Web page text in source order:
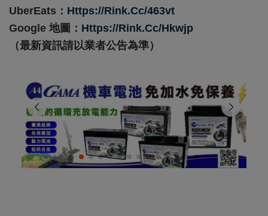
UberEats： Https://rink.cc/463vt
Google 地圖： Https://rink.cc/hkwjp
（最新資訊請以業者公告為準）